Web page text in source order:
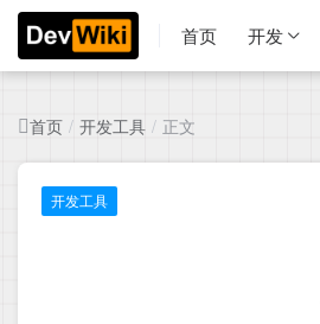
首页 开发
首页 / 开发工具 / 正文
开发工具